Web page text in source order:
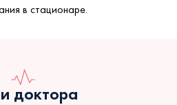
в стационаре.
доктора